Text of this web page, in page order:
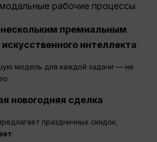
рабочие процессы
премиальным
интеллекта
модель для каждой задачи — не
новогодняя сделка
праздничных скидок,
.